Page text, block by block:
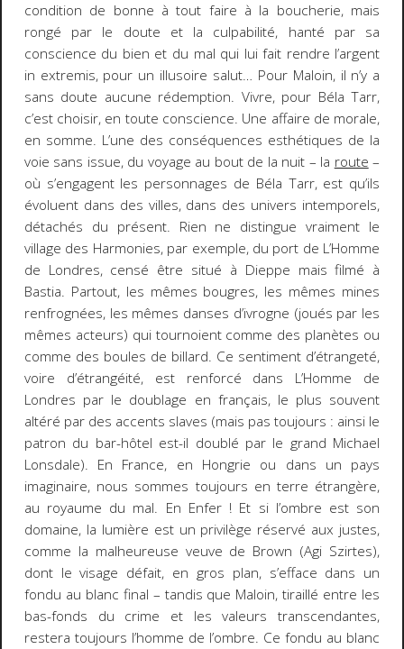
condition de bonne à tout faire à la boucherie, mais
rongé par le doute et la culpabilité, hanté par sa
conscience du bien et du mal qui lui fait rendre l’argent
in extremis, pour un illusoire salut… Pour Maloin, il n’y a
sans doute aucune rédemption. Vivre, pour Béla Tarr,
c’est choisir, en toute conscience. Une affaire de morale,
en somme. L’une des conséquences esthétiques de la
voie sans issue, du voyage au bout de la nuit – la route –
où s’engagent les personnages de Béla Tarr, est qu’ils
évoluent dans des villes, dans des univers intemporels,
détachés du présent. Rien ne distingue vraiment le
village des Harmonies, par exemple, du port de L’Homme
de Londres, censé être situé à Dieppe mais filmé à
Bastia. Partout, les mêmes bougres, les mêmes mines
renfrognées, les mêmes danses d’ivrogne (joués par les
mêmes acteurs) qui tournoient comme des planètes ou
comme des boules de billard. Ce sentiment d’étrangeté,
voire d’étrangéité, est renforcé dans L’Homme de
Londres par le doublage en français, le plus souvent
altéré par des accents slaves (mais pas toujours : ainsi le
patron du bar-hôtel est-il doublé par le grand Michael
Lonsdale). En France, en Hongrie ou dans un pays
imaginaire, nous sommes toujours en terre étrangère,
au royaume du mal. En Enfer ! Et si l’ombre est son
domaine, la lumière est un privilège réservé aux justes,
comme la malheureuse veuve de Brown (Agi Szirtes),
dont le visage défait, en gros plan, s’efface dans un
fondu au blanc final – tandis que Maloin, tiraillé entre les
bas-fonds du crime et les valeurs transcendantes,
restera toujours l’homme de l’ombre. Ce fondu au blanc